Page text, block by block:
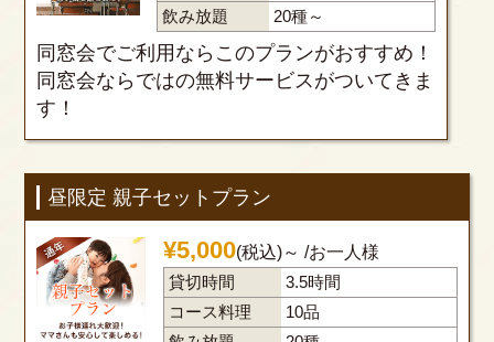
飲み放題
20種～
同窓会でご利用ならこのプランがおすすめ！
同窓会ならではの無料サービスがついてきま
す！
昼限定 親子セットプラン
¥5,000(税込)～ /お一人様
貸切時間
3.5時間
コース料理
10品